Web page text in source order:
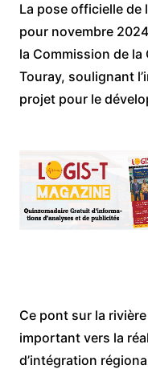
La pose officielle de
pour novembre
la Commission de la
Touray, soulignant
projet pour le
Ce pont sur la
important vers la
d’intégration